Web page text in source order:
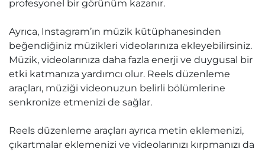
profesyonel bir görünüm kazanır.
Ayrıca, Instagram’ın müzik kütüphanesinden
beğendiğiniz müzikleri videolarınıza ekleyebilirsiniz.
Müzik, videolarınıza daha fazla enerji ve duygusal bir
etki katmanıza yardımcı olur. Reels düzenleme
araçları, müziği videonuzun belirli bölümlerine
senkronize etmenizi de sağlar.
Reels düzenleme araçları ayrıca metin eklemenizi,
çıkartmalar eklemenizi ve videolarınızı kırpmanızı da